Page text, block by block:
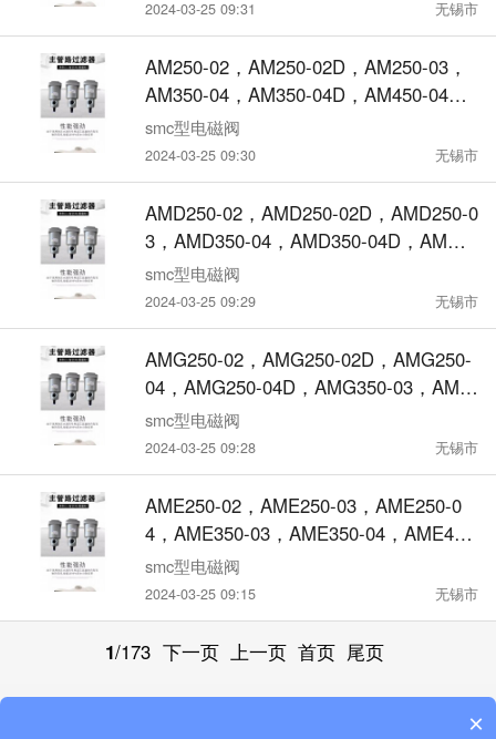
3，AMH250-03D，微雾分离器带前置过
滤器
2024-03-25 09:31 无锡市
AM250-02，AM250-02D，AM250-03，
AM350-04，AM350-04D，AM450-04，
AM450-04D，AM250-04，AM250-04
D，AM350-03，AM350-03D，AM250-0
3D，油雾分离器
smc型电磁阀
2024-03-25 09:30 无锡市
AMD250-02，AMD250-02D，AMD250-0
3，AMD350-04，AMD350-04D，AMD4
50-04，AMD450-04D，AMD250-04，A
MD250-04D，AMD350-03，AMD350-03
D，AMD250-03D，微雾分离器
smc型电磁阀
2024-03-25 09:29 无锡市
AMG250-02，AMG250-02D，AMG250-
04，AMG250-04D，AMG350-03，AMG
350-03D，AMG250-03，AMG250-03
D，排水过滤器水份分离器
smc型电磁阀
2024-03-25 09:28 无锡市
AME250-02，AME250-03，AME250-0
4，AME350-03，AME350-04，AME450
-04，AME450-06，AME550-06，超小型
油雾分离器
smc型电磁阀
2024-03-25 09:15 无锡市
1/173 下一页 上一页 首页 尾页
×